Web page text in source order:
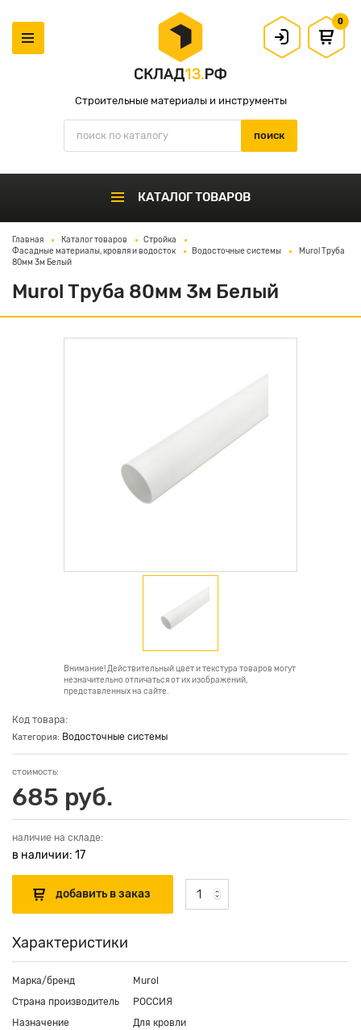
Строительные материалы и инструменты
0
КАТАЛОГ ТОВАРОВ
Главная Каталог товаров
Стройка
Фасадные материалы, кровля и водосток
Водосточные системы
Murol Труба
80мм 3м Белый
Murol Труба 80мм 3м Белый
Внимание! Действительный цвет и текстура товаров могут
незначительно отличаться от их изображений,
представленных на сайте.
Код товара:
Категория: Водосточные системы
стоимость:
685 руб.
наличие на складе:
в наличии: 17
Характеристики
Марка/бренд
Murol
Страна производитель
РОССИЯ
Назначение
Для кровли